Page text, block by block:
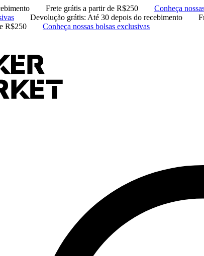
Frete grátis a partir de R$250 Conheça
Devolução grátis: Até 30 depois do recebimento
R$250 Conheça nossas bolsas exclusivas